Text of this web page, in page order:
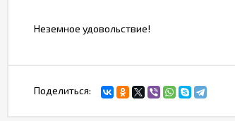
Неземное удовольствие!
Поделиться: